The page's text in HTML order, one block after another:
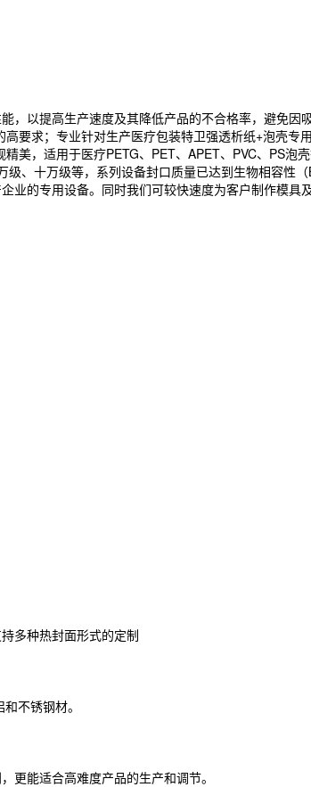
，以提高生产速度及其降低产品的不合格率，避免
要求；专业针对生产医疗包装特卫强透析纸+泡壳
，适用于医疗PETG、PET、APET、PVC、PS泡
、十万级等，系列设备封口质量已达到生物相容性
业的专用设备。同时我们可较快速度为客户制作模
多种热封面形式的定制
不锈钢材。
更能适合高难度产品的生产和调节。